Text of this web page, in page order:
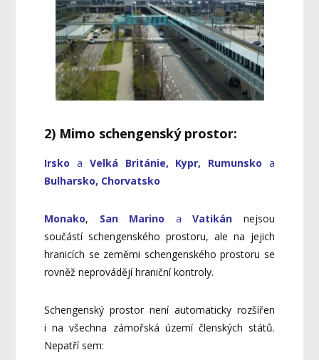
2) Mimo schengenský prostor:
Irskoa Velká Británie, Kypr, Rumunsko a
Bulharsko, Chorvatsko
Monako, San Marino a Vatikán nejsou
součástí schengenského prostoru, ale na jejich
hranicích se zeměmi schengenského prostoru se
rovněž neprovádějí hraniční kontroly.
Schengenský prostor není automaticky rozšířen
i na všechna zámořská území členských států.
Nepatří sem: